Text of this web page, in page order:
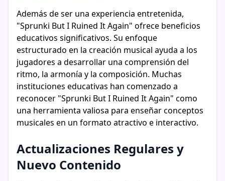
Además de ser una experiencia entretenida,
"Sprunki But I Ruined It Again" ofrece beneficios
educativos significativos. Su enfoque
estructurado en la creación musical ayuda a los
jugadores a desarrollar una comprensión del
ritmo, la armonía y la composición. Muchas
instituciones educativas han comenzado a
reconocer "Sprunki But I Ruined It Again" como
una herramienta valiosa para enseñar conceptos
musicales en un formato atractivo e interactivo.
Actualizaciones Regulares y
Nuevo Contenido